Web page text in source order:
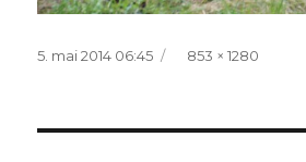
Postitatud
5. mai 2014 06:45 Täissuurus
853 × 1280